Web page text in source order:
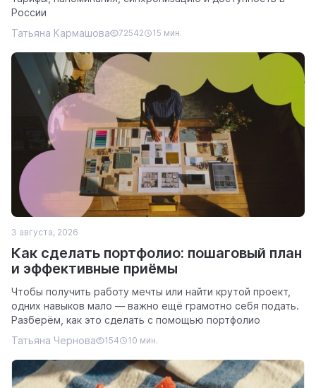
России
Татьяна Кармашова
72542 15 мин.
3 августа, 2026
Как сделать портфолио: пошаговый план
и эффективные приёмы
Чтобы получить работу мечты или найти крутой проект,
одних навыков мало — важно ещё грамотно себя подать.
Разберём, как это сделать с помощью портфолио
Татьяна Чернова
154 10 мин.